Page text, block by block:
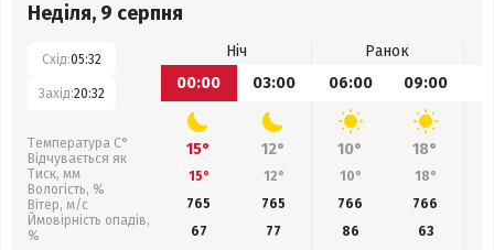
Неділя, 9 серпня
Схід:05:32
Захід:20:32
Температура С°
Відчувається як
Тиск, мм
Вологість, %
Вітер, м/с
Ймовірність опадів,
%
Ніч
Ранок
00:00
03:00 06:00 09:00
15° 12° 10° 18°
15° 12° 10° 18°
765
765 766 766
67
77 86 63